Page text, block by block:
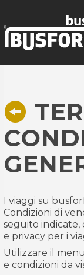
I viaggi su
Condizioni di
seguito indicate,
e privacy per i
Utilizzare il
e condizioni da